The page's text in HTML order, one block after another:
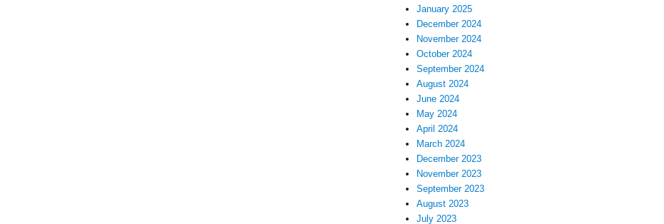
January 2025
December 2024
November 2024
October 2024
September 2024
August 2024
June 2024
May 2024
April 2024
March 2024
December 2023
November 2023
September 2023
August 2023
July 2023